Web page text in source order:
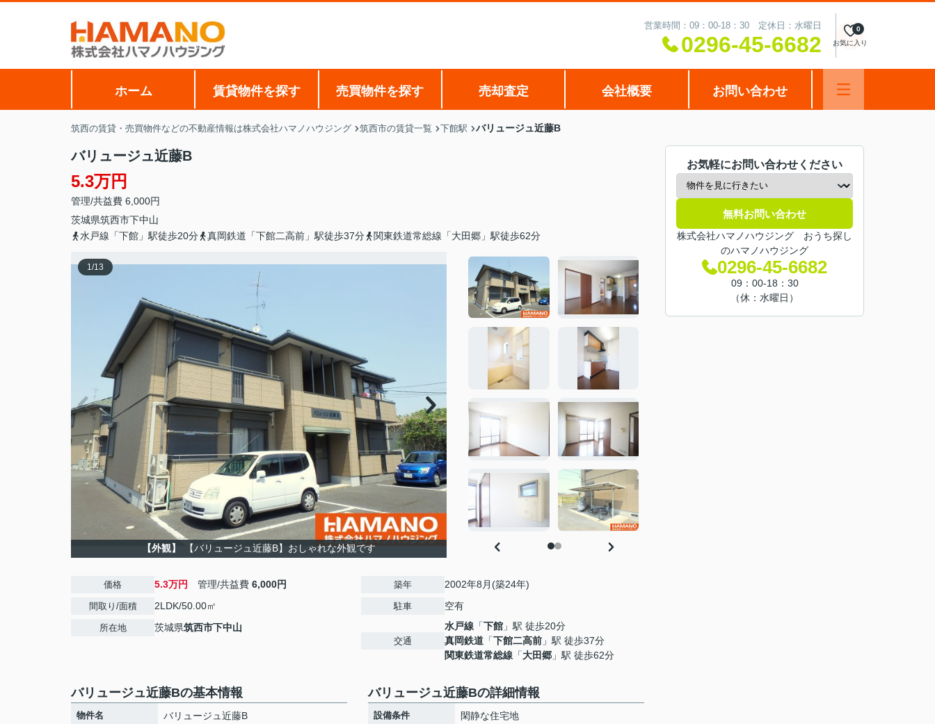
営業時間：09：00-18：30 定休日：水曜日
0296-45-6682 お気に入り
0
ホーム 賃貸物件を探す 売買物件を探す 売却査定 会社概要 お問い合わせ
筑西の賃貸・売買物件などの不動産情報は株式会社ハマノハウジング 筑西市の賃貸一覧 下館駅 バリュージュ近藤B
バリュージュ近藤B
5.3万円
管理/共益費 6,000円
茨城県筑西市下中山
水戸線「下館」駅徒歩20分
真岡鉄道「下館二高前」駅徒歩37分 関東鉄道常総線「大田郷」駅徒歩62分
1/13
【外観】 【バリュージュ近藤B】おしゃれな外観です
価格 5.3万円 管理/共益費 6,000円
間取り/面積 2LDK/50.00㎡
所在地 茨城県筑西市下中山
築年 2002年8月(築24年)
駐車 空有
交通
水戸線 「下館 」駅 徒歩20分
真岡鉄道 「下館二高前 」駅 徒歩37分
関東鉄道常総線 「大田郷 」駅 徒歩62分
バリュージュ近藤Bの基本情報
物件名 バリュージュ近藤B
バリュージュ近藤Bの詳細情報
設備条件
閑静な住宅地
お気軽にお問い合わせください
無料お問い合わせ
株式会社ハマノハウジング おうち探し
のハマノハウジング
0296-45-6682
09：00-18：30
（休：水曜日）